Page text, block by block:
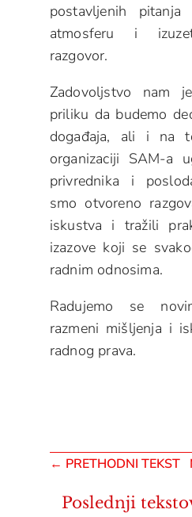
postavljenih pitanja
atmosferu i
razgovor.
Zadovoljstvo nam
priliku da budemo
događaja, ali i na
organizaciji SAM-a
privrednika i
smo otvoreno
iskustva i tražili
izazove koji se
radnim odnosima.
Radujemo se
razmeni mišljenja i
radnog prava.
← PRETHODNI TEKST
Poslednji